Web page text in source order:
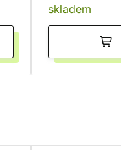
skladem